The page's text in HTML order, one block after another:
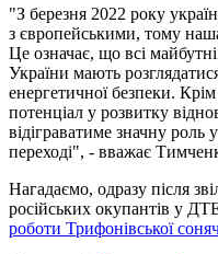
"З березня 2022 року
з європейськими, тому
Це означає, що всі
України мають
енергетичної безпеки.
потенціал у розвитку
відіграватиме значну
переході", - вважає
Нагадаємо, одразу після
російських окупантів у
роботи Трифонівської